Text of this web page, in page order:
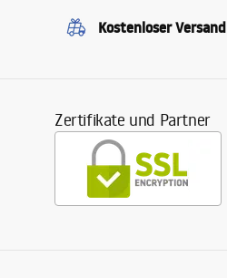
Kostenloser Versand
Zertifikate und Partner